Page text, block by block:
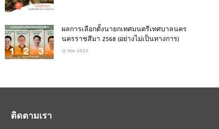
ผลการเลือกตั้งนายกเทศมนตรีเทศบาลนคร
นครราชสีมา 2568 (อย่างไม่เป็นทางการ)
12 May 2025
ติดตามเรา